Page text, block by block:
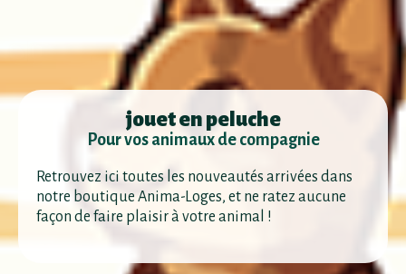
jouet en peluche
Pour vos animaux de compagnie
Retrouvez ici toutes les nouveautés arrivées dans
notre boutique Anima-Loges, et ne ratez aucune
façon de faire plaisir à votre animal !